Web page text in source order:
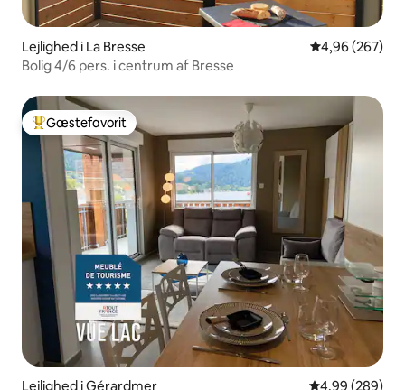
Lejlighed i La Bresse 4,96 ud af 5 i
4,96 (267)
Bolig 4/6 pers. i centrum af Bresse
Bedste gæstefavorit
Gæstefavorit
Lejlighed i Gérardmer 4,99 ud af 5 i
4,99 (289)